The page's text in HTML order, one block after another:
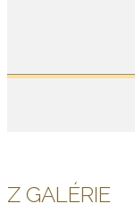
Z GALÉRIE